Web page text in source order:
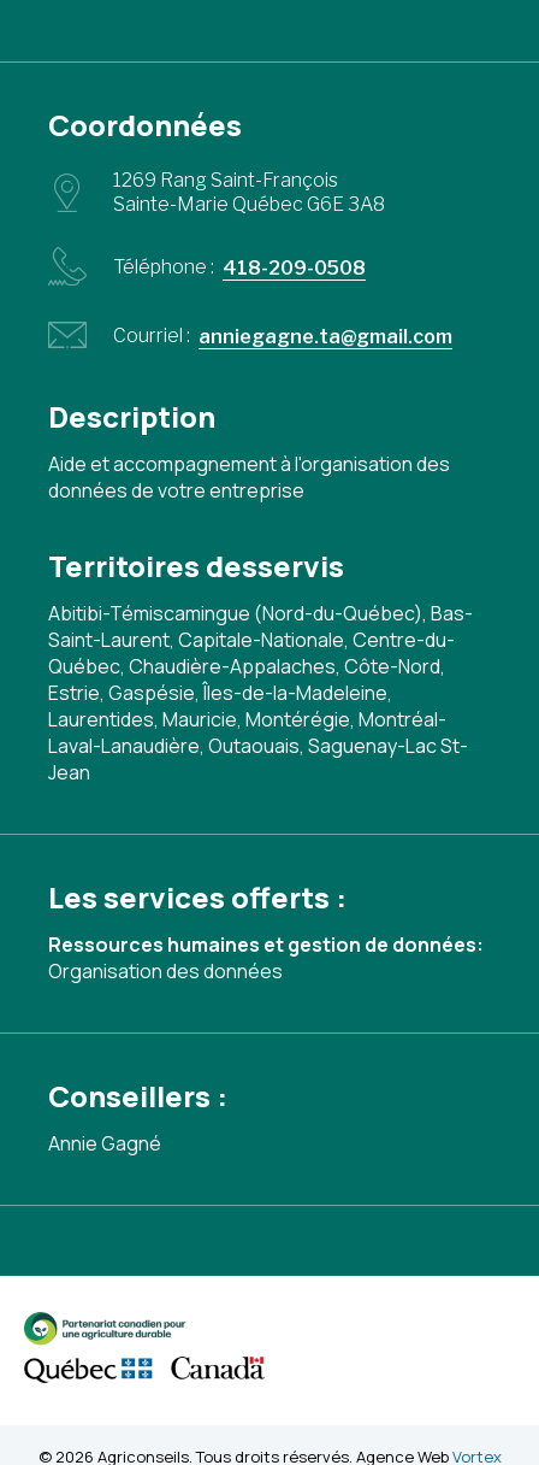
Coordonnées
1269 Rang Saint-François
Sainte-Marie Québec G6E 3A8
Téléphone : 418-209-0508
Courriel : anniegagne.ta@gmail.com
Description
Aide et accompagnement à l'organisation des
données de votre entreprise
Territoires desservis
Abitibi-Témiscamingue (Nord-du-Québec), Bas-
Saint-Laurent, Capitale-Nationale, Centre-du-
Québec, Chaudière-Appalaches, Côte-Nord,
Estrie, Gaspésie, Îles-de-la-Madeleine,
Laurentides, Mauricie, Montérégie, Montréal-
Laval-Lanaudière, Outaouais, Saguenay-Lac St-
Jean
Les services offerts :
Ressources humaines et gestion de données:
Organisation des données
Conseillers :
Annie Gagné
© 2026 Agriconseils. Tous droits réservés. Agence WebVortex